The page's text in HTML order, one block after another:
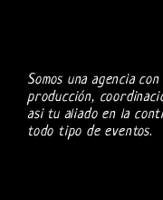
Somos una agencia
producción,
asi tu aliado en la
todo tipo de eventos.